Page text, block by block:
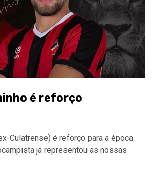
é reforço
Culatrense) é reforço para a época
já representou as nossas